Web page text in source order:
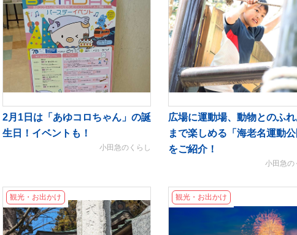
2月1日は「あゆコロちゃん」の誕
生日！イベントも！
小田急のくらし
広場に運動場、動物とのふ
まで楽しめる「海老名運動
をご紹介！
小田急の
観光・お出かけ 観光・お出かけ